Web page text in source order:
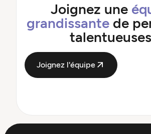
Joignez une
grandissante de
Joignez l'équipe